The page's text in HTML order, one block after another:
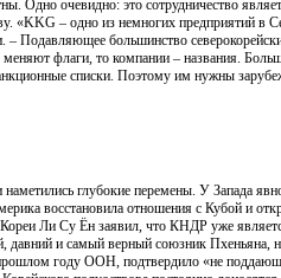
Одно очевидно: это сотрудничество
«KKG – одно из немногих предприятий в
Подавляющее большинство
флаги, то компании – названия.
списки. Поэтому им нужны
глубокие перемены. У Запада
восстановила отношения с Кубой и
Ли Су Ён заявил, что КНДР уже
и самый верный союзник Пхеньяна,
году ООН, подтвердило «не